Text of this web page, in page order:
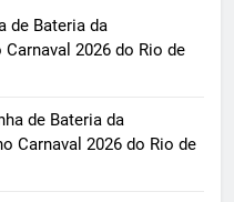
de Bateria da
2026 do Rio de
de Bateria da
Carnaval 2026 do Rio de